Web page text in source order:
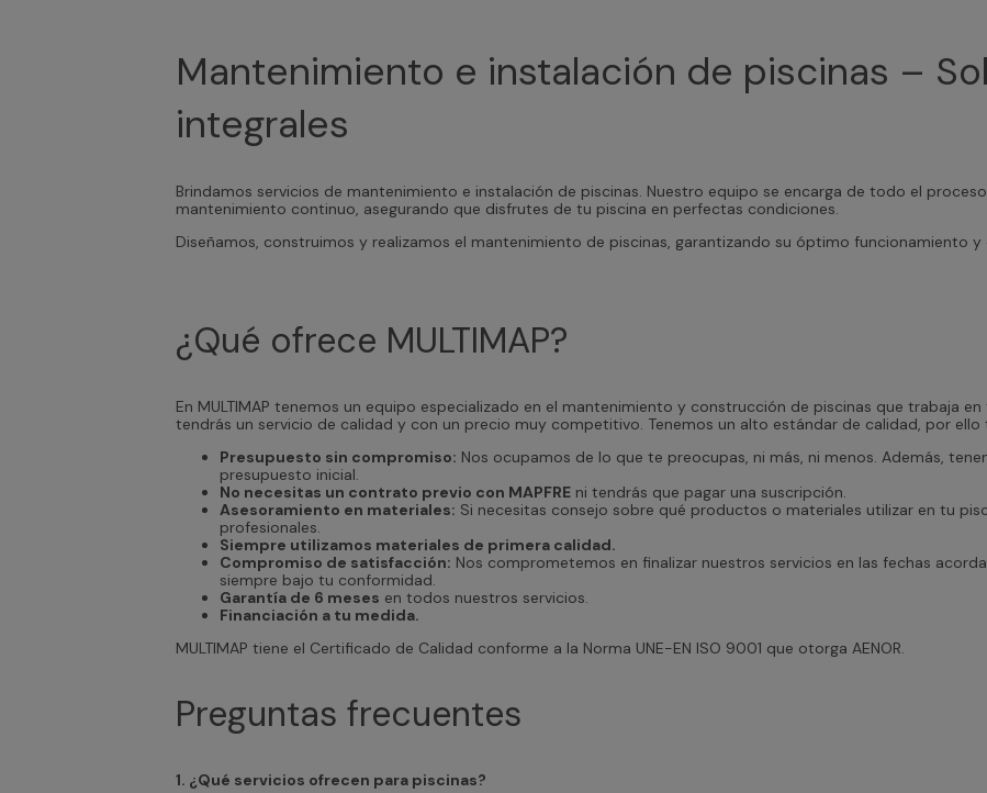
Mantenimiento e instalación de piscinas –
integrales
Brindamos servicios de mantenimiento e instalación de piscinas. Nuestro equipo se encarga de todo el
mantenimiento continuo, asegurando que disfrutes de tu piscina en perfectas condiciones.
Diseñamos, construimos y realizamos el mantenimiento de piscinas, garantizando su óptimo funcionamiento
¿Qué ofrece MULTIMAP?
En MULTIMAP tenemos un equipo especializado en el mantenimiento y construcción de piscinas que trabaja
tendrás un servicio de calidad y con un precio muy competitivo. Tenemos un alto estándar de calidad, por ello
Presupuesto sin compromiso: Nos ocupamos de lo que te preocupas, ni más, ni menos. Además,
presupuesto inicial.
No necesitas un contrato previo con MAPFRE ni tendrás que pagar una suscripción.
Asesoramiento en materiales: Si necesitas consejo sobre qué productos o materiales utilizar en tu
profesionales.
Siempre utilizamos materiales de primera calidad.
Compromiso de satisfacción: Nos comprometemos en finalizar nuestros servicios en las fechas
siempre bajo tu conformidad.
Garantía de 6 meses en todos nuestros servicios.
Financiación a tu medida.
MULTIMAP tiene el Certificado de Calidad conforme a la Norma UNE-EN ISO 9001 que otorga AENOR.
Preguntas frecuentes
1. ¿Qué servicios ofrecen para piscinas?